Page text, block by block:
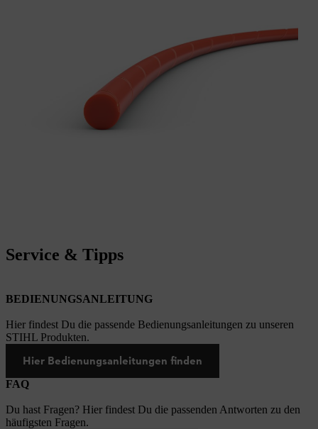
Service & Tipps
BEDIENUNGSANLEITUNG
Hier findest Du die passende Bedienungsanleitungen zu unseren
STIHL Produkten.
Hier Bedienungsanleitungen finden
FAQ
Du hast Fragen? Hier findest Du die passenden Antworten zu den
häufigsten Fragen.